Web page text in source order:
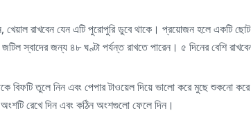
খেয়াল রাখবেন যেন এটি পুরোপুরি ডুবে থাকে। প্রয়োজন হলে একটি
স্বাদের জন্য ৪৮ ঘণ্টা পর্যন্ত রাখতে পারেন। ৫ দিনের বেশি
বিফটি তুলে নিন এবং পেপার টাওয়েল দিয়ে ভালো করে মুছে শুকনো করে
রেখে দিন এবং কঠিন অংশগুলো ফেলে দিন।